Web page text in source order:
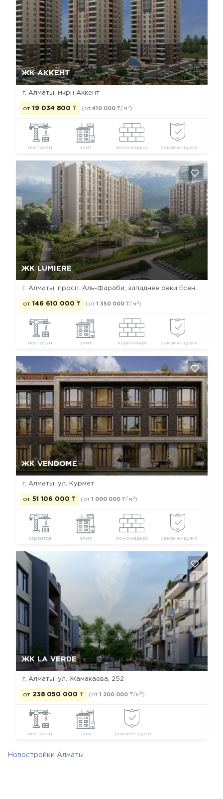
ЖК АККЕНТ
г. Алматы, мкрн Аккент
от 19 034 800 ₸ (от 410 000 ₸/м 2)
построен элит моно-каркас рекомендуем
Да, удалить Отмена
ЖК LUMIERE
от 146 610 000 ₸ (от 1 350 000 ₸/м 2)
построен элит кирпичная рекомендуем
Да, удалить
ЖК VENDOME
г. Алматы, ул. Курмет
от 51 106 000 ₸ (от 1 000 000 ₸/м 2)
строится элит моно-каркас рекомендуем
ЖК LA VERDE
г. Алматы, ул. Жамакаева, 252
от 238 050 000 ₸ (от 1 200 000 ₸/м2)
построен элит рекомендуем
Да, удалить Отмена
Новостройки Алматы